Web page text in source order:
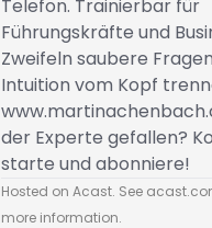
Telefon. Trainierbar für
Führungskräfte und
Zweifeln saubere
Intuition vom Kopf
der Experte gefallen?
starte und abonniere!
Hosted on Acast. See
more information.